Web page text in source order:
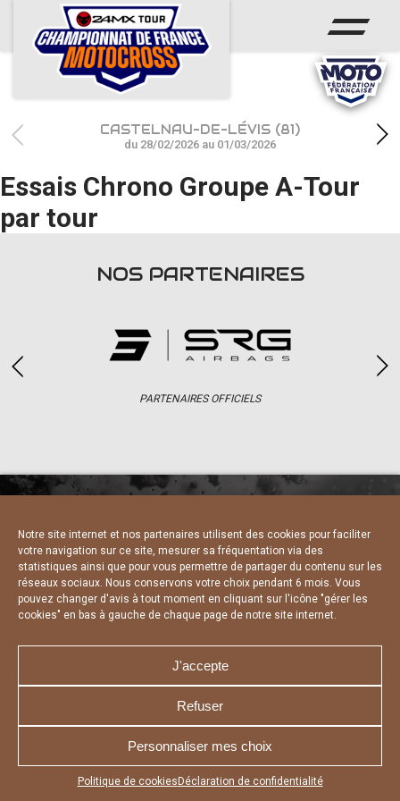
Notre site internet et nos partenaires utilisent des cookies pour faciliter
votre navigation sur ce site, mesurer sa fréquentation via des
statistiques ainsi que pour vous permettre de partager du contenu sur les
réseaux sociaux. Nous conservons votre choix pendant 6 mois. Vous
pouvez changer d'avis à tout moment en cliquant sur l'icône "gérer les
cookies" en bas à gauche de chaque page de notre site internet.
J'accepte
Refuser
Personnaliser mes choix
Politique de cookies Déclaration de confidentialité
Appuyez sur le bouton partager en bas de votre
ACCUEIL
ACTUS
CALENDRIER
RÉSULTATS
PHOTOS / WEB TV
CHAMPIONNAT
PARTENAIRES
accéder à la billetterie
CASTELNAU-DE-LÉVIS (81)
du 28/02/2026 au 01/03/2026
Essais Chrono Groupe A-Tour
par tour
NOS PARTENAIRES
PARTENAIRES OFFICIELS
NOUS CONTACTER
MENTIONS LÉGALES
CHARTE DE CONFIDENTIALITÉ
DÉCLARATION DE CONFIDENTIALITÉ
POLITIQUE D’UTILISATION DES COOKIES
RÉALISÉ PAR L’AGENCE WEB A3 WEB